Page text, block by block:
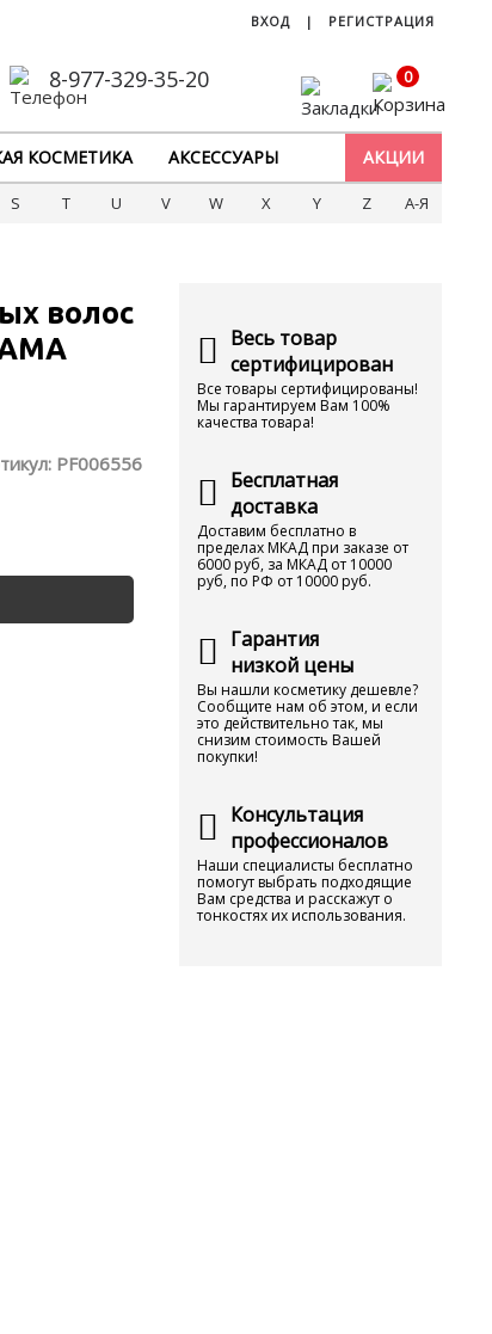
ВХОД | РЕГИСТРАЦИЯ
8-977-329-35-20 0
КОСМЕТИКА АКСЕССУАРЫ АКЦИИ
S T U V W X Y Z А-Я
Весь товар
сертифицирован
Все товары сертифицированы!
Мы гарантируем Вам 100%
качества товара!
Бесплатная
доставка
Доставим бесплатно в
пределах МКАД при заказе от
6000 руб, за МКАД от 10000
руб, по РФ от 10000 руб.
Гарантия
низкой цены
Вы нашли косметику дешевле?
Сообщите нам об этом, и если
это действительно так, мы
снизим стоимость Вашей
покупки!
Консультация
профессионалов
Наши специалисты бесплатно
помогут выбрать подходящие
Вам средства и расскажут о
тонкостях их использования.
волос
PF006556